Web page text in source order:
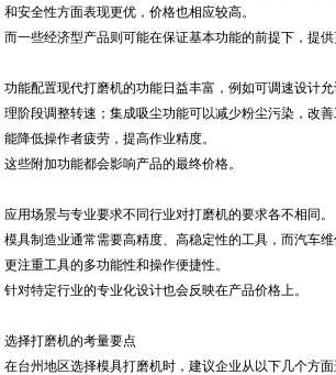
和安全性方面表现更优，价格也相应较高。
而一些经济型产品则可能在保证基本功能的前提下，提供
功能配置现代打磨机的功能日益丰富，例如可调速设计
理阶段调整转速；集成吸尘功能可以减少粉尘污染，改
能降低操作者疲劳，提高作业精度。
这些附加功能都会影响产品的最终价格。
应用场景与专业要求不同行业对打磨机的要求各不相同。
模具制造业通常需要高精度、高稳定性的工具，而汽车
更注重工具的多功能性和操作便捷性。
针对特定行业的专业化设计也会反映在产品价格上。
选择打磨机的考量要点
在台州地区选择模具打磨机时，建议企业从以下几个方面